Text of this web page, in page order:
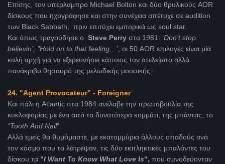
Επίσης, τον υπέρλαμπρο Michael Bolton και δύο θρυλικούς AOR
δίσκους που ηχογράφησε και στην συνέχεια απέτυχε σε audition
των Black Sabbath, πριν επιτύχει εμπορικά ως soul star.
Και όπως τραγούδησε ο Steve Perry στα 1981: ‘Don’t stop
believin’, "Ηold on to that feeling…’, οι 50 AOR επιλογές είναι μία
καλή αρχή για να εξερευνήσει κάποιος τον ατελείωτο αλλά
πανάκριβο θησαυρό της μελωδικής μουσικής.
24. "Agent Provocateur" - Foreigner
Και πάλι η Atlantic στα 1984 ανέλαβε την πρωτοβουλία της
κυκλοφορίας με ένα από τα δυνατότερα κομμάτι, της μπάντας, το
"Tooth And Nail".
Αλλά εμείς θα θυμόμαστε, με εκατομμύρια άλλους οπαδούς ανά
τον κόσμο που τα λάτρεψαν, τις δύο εκπληκτικές μπαλάντες του
δίσκου:τα "I Want To Know What Love Is", που συνοδεύονταν